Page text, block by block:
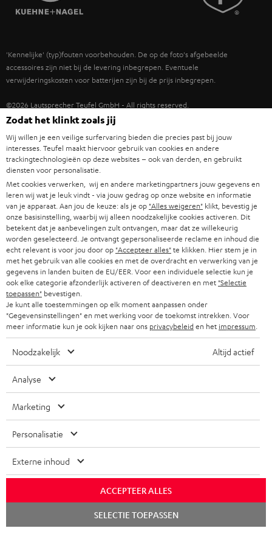
ULTIMA
FANSHOP
NIEUWKOMERS
TEUFEL STORY
DUURZAAMHEID
KADOBON
TOEGANKELIJK
POLEN
ITALIË
USA
ANDERE LANDEN
'Kennelijke' (typ)fouten voorbehouden. De op de foto's afgebeelde
accessoires zijn niet bij de levering inbegrepen. Eventuele
verwijderingskosten voor batterijen zijn bij de prijs inbegrepen.
©2026 Lautsprecher Teufel GmbH - All rights reserved.
Instellingen privacybeleid
EU Data Act hier de overeenkomst herroepen
Zodat het klinkt zoals jij
Wij willen je een veilige surfervaring bieden die precies past bij jouw
interesses. Teufel maakt hiervoor gebruik van cookies en andere
trackingtechnologieën op deze websites – ook van derden, en gebruikt
diensten voor personalisatie.
Met cookies verwerken, wij en andere marketingpartners jouw gegevens en
leren wij wat je leuk vindt - via jouw gedrag op onze website en informatie
van je apparaat. Aan jou de keuze: als je op "Alles weigeren" klikt, bevestig je
onze basisinstelling, waarbij wij alleen noodzakelijke cookies activeren. Dit
betekent dat je aanbevelingen zult ontvangen, maar dat ze willekeurig
worden geselecteerd. Je ontvangt gepersonaliseerde reclame en inhoud die
echt relevant is voor jou door op "Accepteer alles"te klikken. Hier stem je in
met het gebruik van alle cookies en met de overdracht en verwerking van je
gegevens in landen buiten de EU/EER. Voor een individuele selectie kun je
ook elke categorie afzonderlijk activeren of deactiveren en met "Selectie
toepassen" bevestigen.
Je kunt alle toestemmingen op elk moment aanpassen onder
"Gegevensinstellingen" en met werking voor de toekomst intrekken. Voor
meer informatie kun je ook kijken naar ons privacybeleiden het impressum
Noodzakelijk Altijd actief
Analyse
Marketing
Personalisatie
Externe inhoud
ACCEPTEER ALLES
SELECTIE TOEPASSEN